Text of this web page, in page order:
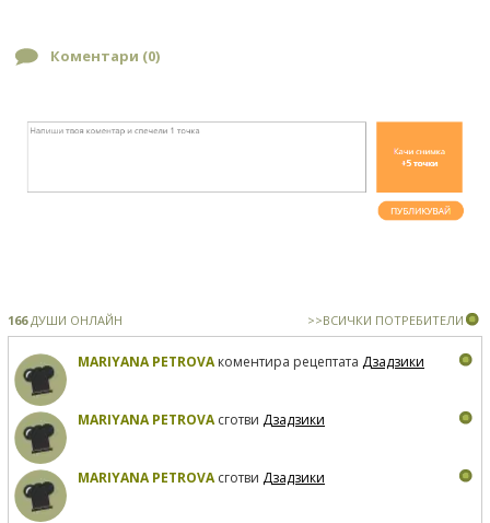
Коментари (0)
166ДУШИ ОНЛАЙН >>ВСИЧКИ ПОТРЕБИТЕЛИ
MARIYANA PETROVAкоментира рецептата Дзадзики
MARIYANA PETROVAсготви Дзадзики
MARIYANA PETROVAсготви Дзадзики